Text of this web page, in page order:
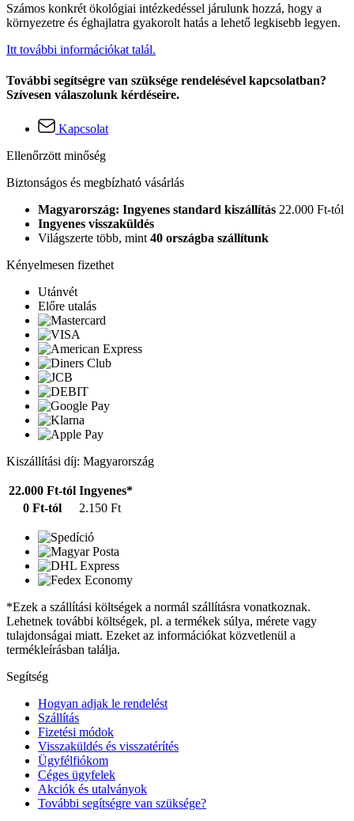
Számos konkrét ökológiai intézkedéssel járulunk hozzá, hogy a
környezetre és éghajlatra gyakorolt hatás a lehető legkisebb legyen.
Itt további információkat talál.
További segítségre van szüksége rendelésével kapcsolatban?
Szívesen válaszolunk kérdéseire.
Kapcsolat
Ellenőrzött minőség
Biztonságos és megbízható vásárlás
Magyarország: Ingyenes standard kiszállítás 22.000 Ft-tól
Ingyenes visszaküldés
Világszerte több, mint40 országba szállítunk
Kényelmesen fizethet
Utánvét
Előre utalás
Kiszállítási díj: Magyarország
22.000 Ft-tól Ingyenes*
0 Ft-tól
2.150 Ft
*Ezek a szállítási költségek a normál szállításra vonatkoznak.
Lehetnek további költségek, pl. a termékek súlya, mérete vagy
tulajdonságai miatt. Ezeket az információkat közvetlenül a
termékleírásban találja.
Segítség
Hogyan adjak le rendelést
Szállítás
Fizetési módok
Visszaküldés és visszatérítés
Ügyfélfiókom
Céges ügyfelek
Akciók és utalványok
További segítségre van szüksége?